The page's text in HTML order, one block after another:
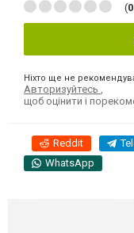
(0
Ніхто ще не
Авторизуйтесь
щоб оцінити і
Reddit
WhatsApp